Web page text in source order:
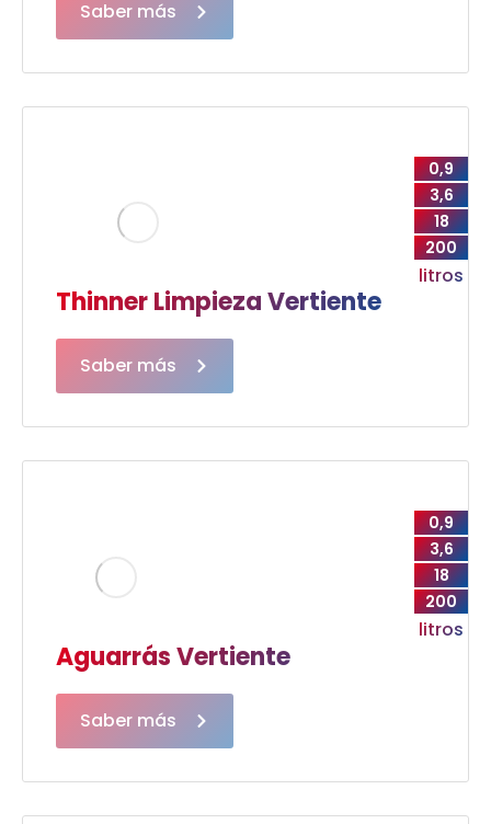
Saber más
0,9
3,6
18
200
litros
Thinner Limpieza Vertiente
Saber más
0,9
3,6
18
200
litros
Aguarrás Vertiente
Saber más